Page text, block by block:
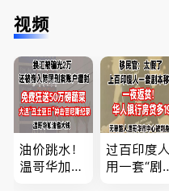
视频
油价跳水！
温哥华加油
过百印度人
用一套“剧